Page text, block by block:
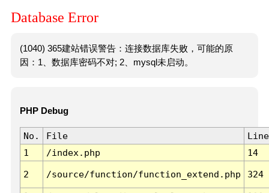
Database Error
(1040) 365建站错误警告：连接数据库失败，可能的原
因：1、数据库密码不对; 2、mysql未启动。
PHP Debug
No. File
Line
1
/index.php 14
2 /source/function/function_extend.php 324